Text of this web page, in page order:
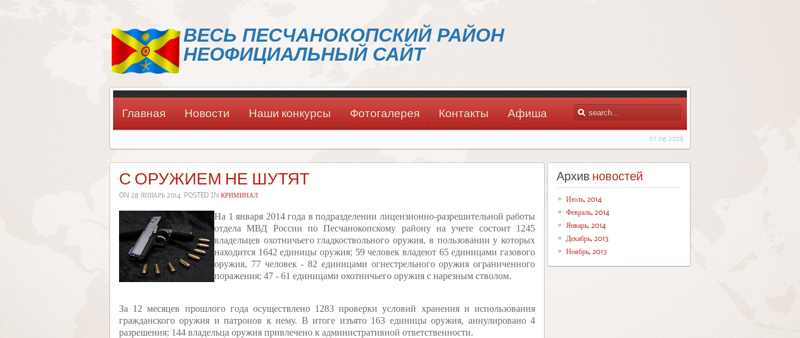
ВЕСЬ ПЕСЧАНОКОПСКИЙ РАЙОН
НЕОФИЦИАЛЬНЫЙ САЙТ
Главная Новости Наши конкурсы Фотогалерея Контакты Афиша
07.08.2026
С ОРУЖИЕМ НЕ ШУТЯТ
ON 28 ЯНВАРЬ 2014. POSTED IN КРИМИНАЛ
На 1 января 2014 года в подразделении лицензионно-разрешительной работы
отдела МВД России по Песчанокопскому району на учете состоит 1245
владельцев охотничьего гладкоствольного оружия, в пользовании у которых
находится 1642 единицы оружия; 59 человек владеют 65 единицами газового
оружия, 77 человек - 82 единицами огнестрельного оружия ограниченного
поражения; 47 - 61 единицами охотничьего оружия с нарезным стволом.
За 12 месяцев прошлого года осуществлено 1283 проверки условий хранения и использования
гражданского оружия и патронов к нему. В итоге изъято 163 единицы оружия, аннулировано 4
разрешения; 144 владельца оружия привлечено к административной ответственности.
Архив новостей
Июль, 2014
Февраль, 2014
Январь, 2014
Декабрь, 2013
Ноябрь, 2013